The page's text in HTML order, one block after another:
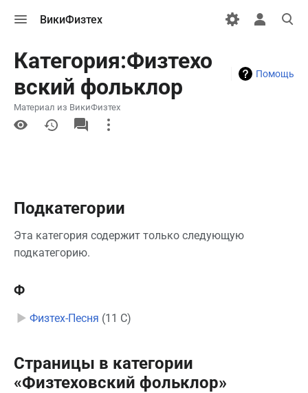
меню
ВикиФизтех
Открыть
поиск
Категория:Физтехо
вский фольклор
Помощь
Материал из ВикиФизтех
More
actions
Подкатегории
Эта категория содержит только следующую
подкатегорию.
Ф
► Физтех-Песня (11 С)
Страницы в категории
«Физтеховский фольклор»